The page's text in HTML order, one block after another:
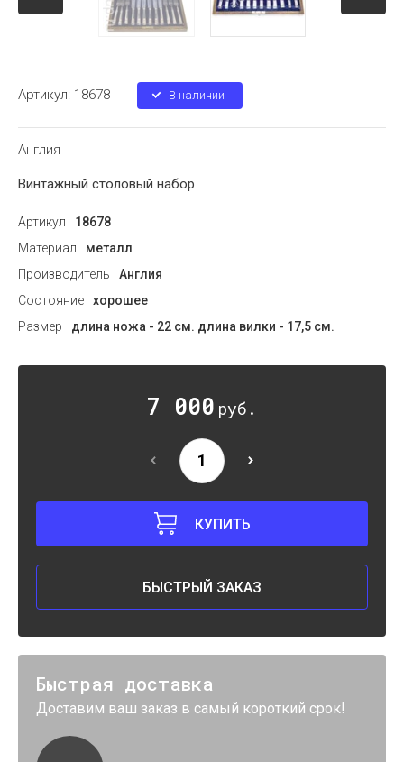
Артикул: 18678 В наличии
Англия
Винтажный столовый набор
Артикул
18678
Материал
металл
Производитель
Англия
Состояние
хорошее
Размер
длина ножа - 22 см. длина вилки - 17,5 см.
7 000 руб.
КУПИТЬ
БЫСТРЫЙ ЗАКАЗ
Быстрая доставка
Доставим ваш заказ в самый короткий срок!